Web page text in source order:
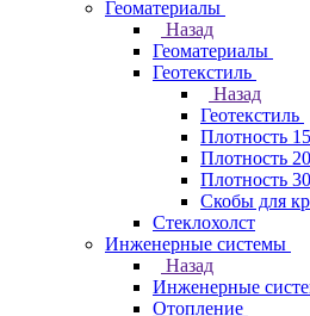
Геоматериалы
Назад
Геоматериалы
Геотекстиль
Назад
Геотекстиль
Плотность
Плотность
Плотность
Скобы для
Стеклохолст
Инженерные системы
Назад
Инженерные
Отопление